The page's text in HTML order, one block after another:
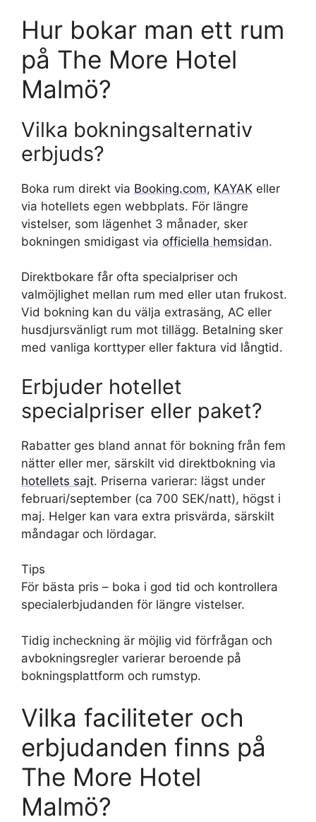
Hur bokar man ett rum
på The More Hotel
Malmö?
Vilka bokningsalternativ
erbjuds?
Boka rum direkt via Booking.com, KAYAK eller
via hotellets egen webbplats. För längre
vistelser, som lägenhet 3 månader, sker
bokningen smidigast via officiella hemsidan.
Direktbokare får ofta specialpriser och
valmöjlighet mellan rum med eller utan frukost.
Vid bokning kan du välja extrasäng, AC eller
husdjursvänligt rum mot tillägg. Betalning sker
med vanliga korttyper eller faktura vid långtid.
Erbjuder hotellet
specialpriser eller paket?
Rabatter ges bland annat för bokning från fem
nätter eller mer, särskilt vid direktbokning via
hotellets sajt. Priserna varierar: lägst under
februari/september (ca 700 SEK/natt), högst i
maj. Helger kan vara extra prisvärda, särskilt
måndagar och lördagar.
Tips
För bästa pris – boka i god tid och kontrollera
specialerbjudanden för längre vistelser.
Tidig incheckning är möjlig vid förfrågan och
avbokningsregler varierar beroende på
bokningsplattform och rumstyp.
Vilka faciliteter och
erbjudanden finns på
The More Hotel
Malmö?